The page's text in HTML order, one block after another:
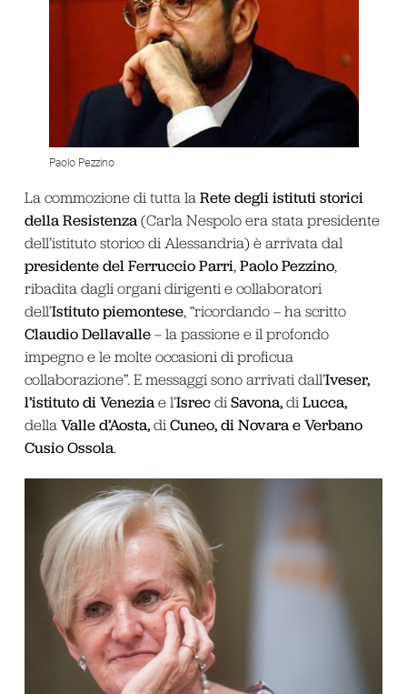
Paolo Pezzino
La commozione di tutta la Rete degli istituti storici
della Resistenza(Carla Nespolo era stata presidente
dell’istituto storico di Alessandria) è arrivata dal
presidentedel Ferruccio Parri, Paolo Pezzino,
ribadita dagli organi dirigenti e collaboratori
dell’Istituto piemontese, “ricordando – ha scritto
Claudio Dellavalle– la passione e il profondo
impegno e le molte occasioni di proficua
collaborazione”. E messaggi sono arrivati dall’Iveser,
l’istituto di Venezia e l’Isrec diSavona, di Lucca,
dellaValle d’Aosta, di Cuneo, di Novara e Verbano
Cusio Ossola.